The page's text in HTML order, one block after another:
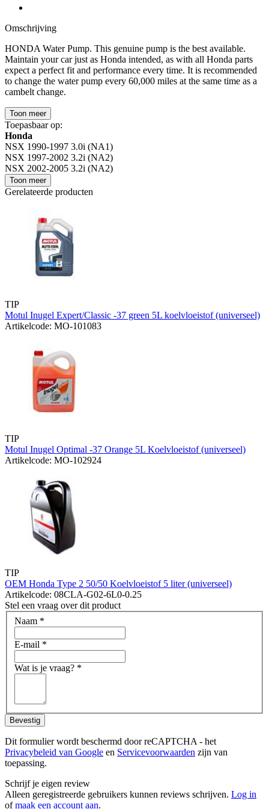
Omschrijving
HONDA Water Pump. This genuine pump is the best available.
Maintain your car just as Honda intended, as with all Honda parts
expect a perfect fit and performance every time. It is recommended
to change the water pump every 60,000 miles at the same time as a
cambelt change.
Toon meer
Toepasbaar op:
Honda
NSX 1990-1997 3.0i (NA1)
NSX 1997-2002 3.2i (NA2)
NSX 2002-2005 3.2i (NA2)
Toon meer
Gerelateerde producten
TIP
Motul Inugel Expert/Classic -37 green 5L koelvloeistof (universeel)
Artikelcode: MO-101083
TIP
Motul Inugel Optimal -37 Orange 5L Koelvloeistof (universeel)
Artikelcode: MO-102924
TIP
OEM Honda Type 2 50/50 Koelvloeistof 5 liter (universeel)
Artikelcode: 08CLA-G02-6L0-0.25
Stel een vraag over dit product
Naam *
E-mail *
Wat is je vraag? *
Bevestig
Dit formulier wordt beschermd door reCAPTCHA - het
Privacybeleid van Google en Servicevoorwaarden zijn van
toepassing.
Schrijf je eigen review
Alleen geregistreerde gebruikers kunnen reviews schrijven. Log in
ofmaak een account aan.